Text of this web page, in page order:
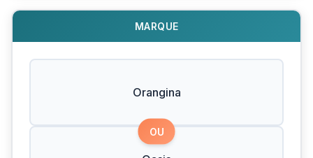
MARQUE
Orangina
OU